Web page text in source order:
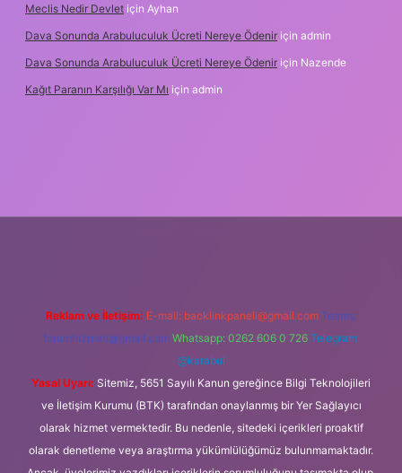
Meclis Nedir Devlet için Ayhan
Dava Sonunda Arabuluculuk Ücreti Nereye Ödenir için admin
Dava Sonunda Arabuluculuk Ücreti Nereye Ödenir için Nazende
Kağıt Paranın Karşılığı Var Mı için admin
Reklam ve İletişim: E-mail: backlinkpaneli@gmail.com Teams:
forumhizmeti@gmail.com Whatsapp: 0262 606 0 726 Telegram:
@karabul
Yasal Uyarı: Sitemiz, 5651 Sayılı Kanun gereğince Bilgi Teknolojileri
ve İletişim Kurumu (BTK) tarafından onaylanmış bir Yer Sağlayıcı
olarak hizmet vermektedir. Bu nedenle, sitedeki içerikleri proaktif
olarak denetleme veya araştırma yükümlülüğümüz bulunmamaktadır.